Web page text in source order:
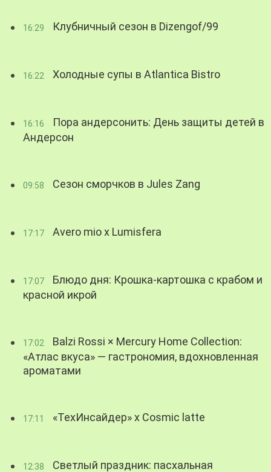
16:29 Клубничный сезон в Dizengof/99
16:22 Холодные супы в Atlantica Bistro
16:16
Пора андерсонить: День защиты детей в
Андерсон
09:58 Сезон сморчков в Jules Zang
17:17 Avero mio x Lumisfera
17:07
Блюдо дня: Крошка-картошка с крабом и
красной икрой
17:02
Balzi Rossi × Mercury Home Collection:
«Атлас вкуса» — гастрономия, вдохновленная
ароматами
17:11 «ТехИнсайдер» х Cosmic latte
12:38 Светлый праздник: пасхальная